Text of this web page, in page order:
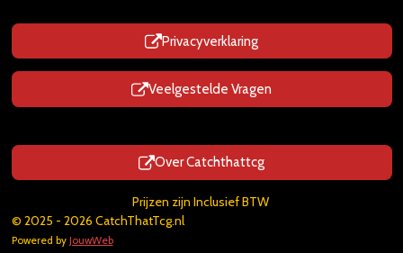
Privacyverklaring
Veelgestelde Vragen
Over Catchthattcg
Prijzen zijn Inclusief BTW
© 2025 - 2026 CatchThatTcg.nl
Powered by JouwWeb